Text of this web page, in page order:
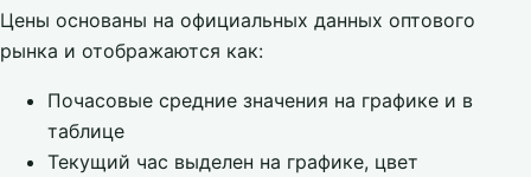
Цены основаны на официальных данных оптового
рынка и отображаются как:
Почасовые средние значения на графике и в
таблице
Текущий час выделен на графике, цвет